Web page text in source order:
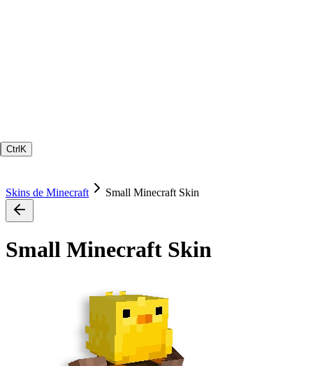
Ctrl K
Skins de Minecraft Small Minecraft Skin
Small Minecraft Skin